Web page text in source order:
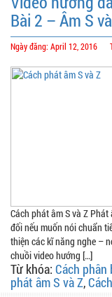
Bài 2 – Âm S
Ngày đăng: April 12, 2016
Cách phát âm S và Z
đối nếu muốn nói chuẩn
thiện các kĩ năng nghe –
chuồi video hướng […]
Từ khóa: Cách phân
phát âm S và Z,